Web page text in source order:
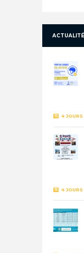
4 JOURS
4 JOURS